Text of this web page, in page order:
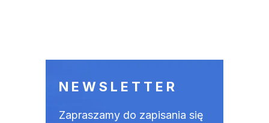
NEWSLETTER
Zapraszamy do zapisania się